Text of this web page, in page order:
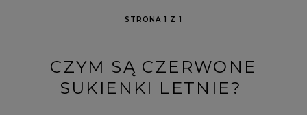
STRONA 1 Z 1
CZYM SĄ CZERWONE
SUKIENKI LETNIE?